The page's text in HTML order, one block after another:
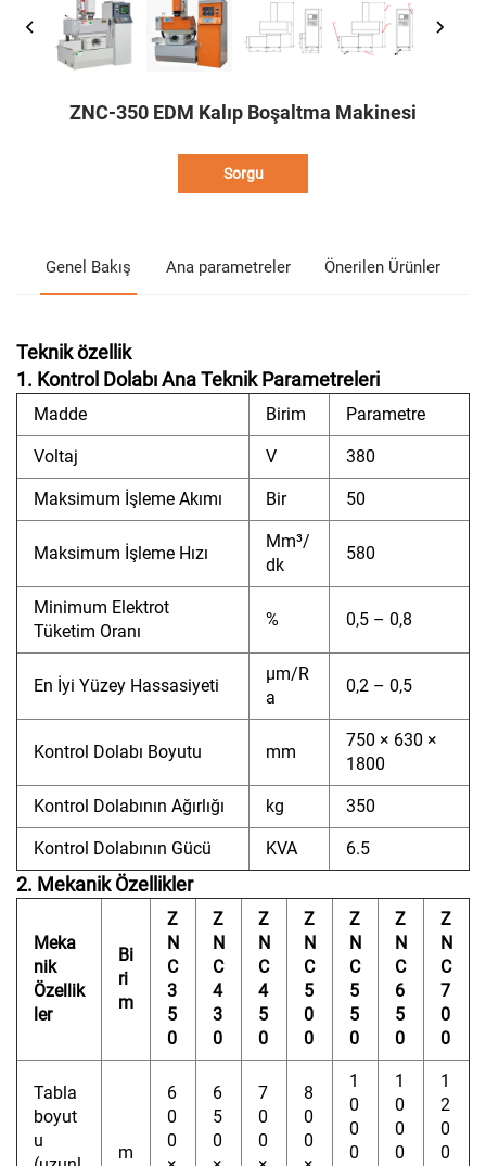
ZNC-350 EDM Kalıp Boşaltma Makinesi
Sorgu
Genel Bakış Ana parametreler Önerilen Ürünler
Teknik özellik
1. Kontrol Dolabı Ana Teknik Parametreleri
Madde Birim Parametre
Voltaj V 380
Maksimum İşleme Akımı Bir 50
Maksimum İşleme Hızı
Mm³/
dk
580
Minimum Elektrot
Tüketim Oranı
% 0,5 – 0,8
En İyi Yüzey Hassasiyeti
µm/R
a
0,2 – 0,5
Kontrol Dolabı Boyutu mm
750 × 630 ×
1800
Kontrol Dolabının Ağırlığı kg 350
Kontrol Dolabının Gücü KVA 6.5
2. Mekanik Özellikler
Meka
nik
Özellik
ler
Bi
ri
m
Z
N
C
3
5
0
Z
N
C
4
3
0
Z
N
C
4
5
0
Z
N
C
5
0
0
Z
N
C
5
5
0
Z
N
C
6
5
0
Z
N
C
7
0
0
Tabla
boyut
u
m
6
0
0
6
5
0
7
0
0
8
0
0
1
0
0
0
1
0
0
0
1
2
0
0